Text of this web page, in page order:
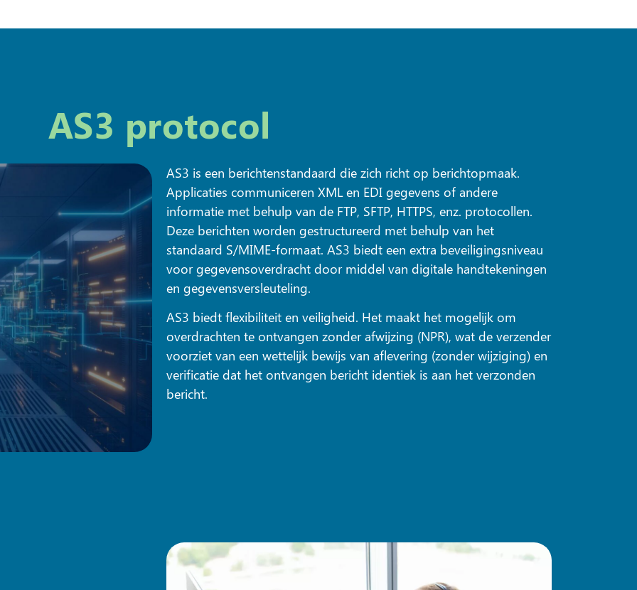
AS3 protocol
AS3 is een berichtenstandaard die zich richt op berichtopmaak.
Applicaties communiceren XML en EDI gegevens of andere
informatie met behulp van de FTP, SFTP, HTTPS, enz. protocollen.
Deze berichten worden gestructureerd met behulp van het
standaard S/MIME-formaat. AS3 biedt een extra beveiligingsniveau
voor gegevensoverdracht door middel van digitale handtekeningen
en gegevensversleuteling.
AS3 biedt flexibiliteit en veiligheid. Het maakt het mogelijk om
overdrachten te ontvangen zonder afwijzing (NPR), wat de verzender
voorziet van een wettelijk bewijs van aflevering (zonder wijziging) en
verificatie dat het ontvangen bericht identiek is aan het verzonden
bericht.